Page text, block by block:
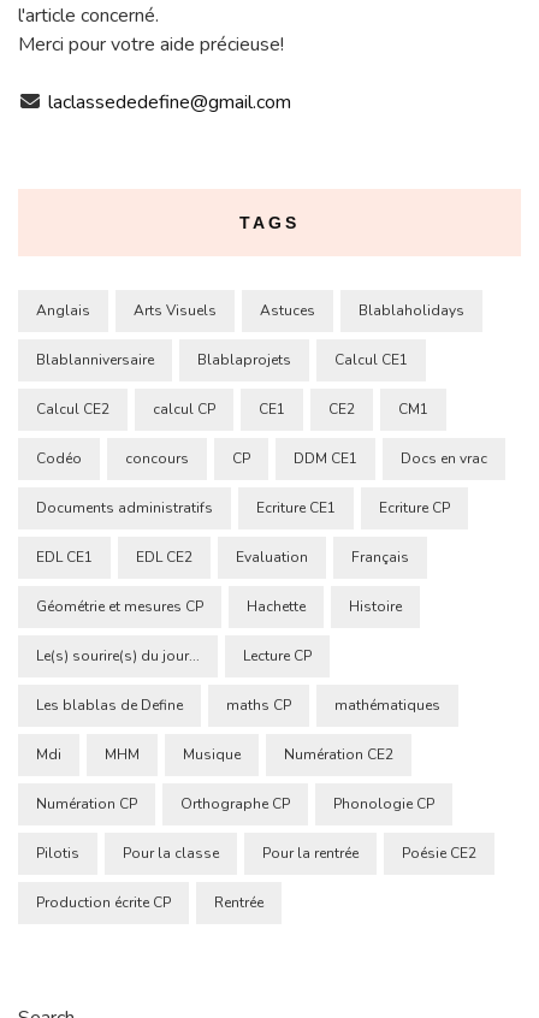
l'article concerné.
Merci pour votre aide précieuse!
laclassededefine@gmail.com
TAGS
Anglais Arts Visuels Astuces Blablaholidays
Blablanniversaire Blablaprojets Calcul CE1
Calcul CE2 calcul CP CE1 CE2 CM1
Codéo concours CP DDM CE1 Docs en vrac
Documents administratifs Ecriture CE1 Ecriture CP
EDL CE1 EDL CE2 Evaluation Français
Géométrie et mesures CP Hachette Histoire
Le(s) sourire(s) du jour... Lecture CP
Les blablas de Define maths CP mathématiques
Mdi MHM Musique Numération CE2
Numération CP Orthographe CP Phonologie CP
Pilotis Pour la classe Pour la rentrée Poésie CE2
Production écrite CP Rentrée